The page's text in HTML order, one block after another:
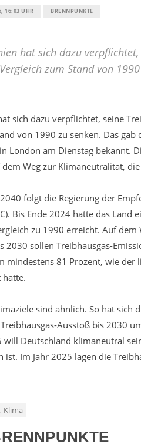
16:03 UHR BRENNPUNKTE
hat sich dazu
zum Stand von
sich dazu verpflichtet, seine
von 1990 zu senken. Das
London am Dienstag bekannt.
Weg zur Klimaneutralität,
folgt die Regierung der
Bis Ende 2024 hatte das
zu 1990 erreicht. Auf
2030 sollen Treibhausgas-
mindestens 81 Prozent, wie der
hatte.
sind ähnlich. So hat
Ausstoß bis 2030
will Deutschland klimaneutral
ist. Im Jahr 2025 lagen die
Klima